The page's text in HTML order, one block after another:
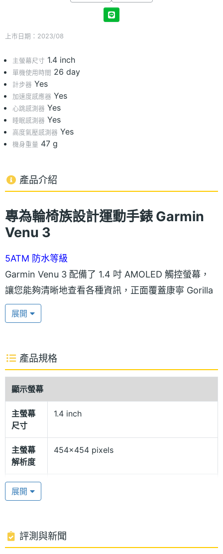
上市日期：2023/08
主螢幕尺寸 1.4 inch
單機使用時間 26 day
計步器 Yes
加速度感應器 Yes
心跳感測器 Yes
睡眠感測器 Yes
高度氣壓感測器 Yes
機身重量 47 g
產品介紹
專為輪椅族設計運動手錶 Garmin
Venu 3
5ATM 防水等級
Garmin Venu 3 配備了 1.4 吋 AMOLED 觸控螢幕，
讓您能夠清晰地查看各種資訊，正面覆蓋康寧 Gorilla
3 玻璃 ，提升日常使用的耐用性。此外，輕量化錶殼
結合不鏽鋼錶圈，兼具質感和堅固性，具有 5ATM 防
續航方面，最高可達 26 天使用時間，長時間使用和運
動在外無需擔心電量不足。
Sleep Coach 睡眠教練
Garmin Venu 3 搭載光學心率感測器，並提供全天候
期追蹤，讓您更深入了解自己健康狀況，引入了全新
「Sleep Coach睡眠教練」功能，提供個人化的睡眠
報告分析和建議，協助您改善睡眠質量。擁有小睡偵
測紀錄，幫助您追蹤和最佳化您的午休時間，搭配身
更好管理生活和活力。
展開
產品規格
顯示螢幕
主螢幕
尺寸
1.4 inch
主螢幕
解析度
454x454 pixels
主螢幕
像素密
主螢幕
材質
AMOLED
展開
評測與新聞